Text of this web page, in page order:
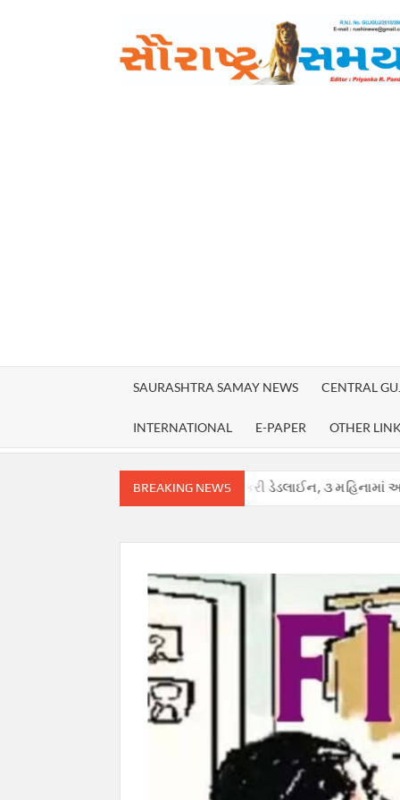
SAURASHTRA SAMAY NEWS CENTRAL
INTERNATIONAL E-PAPER OTHER
BREAKING NEWS
સુપ્રીમ કોર્ટે હાઈકોર્ટ માટે નક્કી કરી ડેડલાઈન, ૩ મહિનામાં આપવો